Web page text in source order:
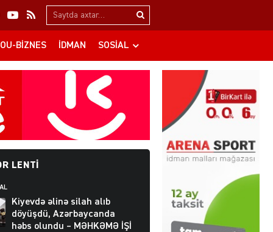
Search…
BIZNES İDMAN SOSIAL
LENTI
Kiyevdə əlinə silah alıb
döyüşdü, Azərbaycanda
həbs olundu – MƏHKƏMƏ İŞİ